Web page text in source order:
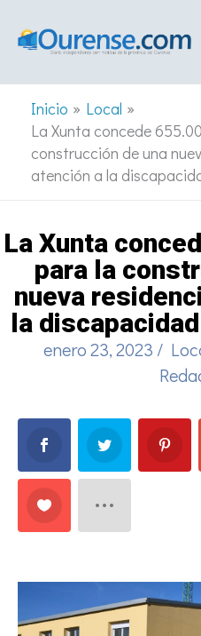
Inicio
Local
La Xunta concede
construcción de una
atención a la
La Xunta
para la
nueva
la
enero 23, 2023 /